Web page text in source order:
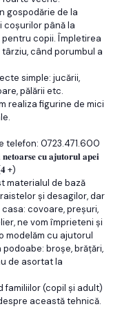
gospodărie de la
coşurilor până la
copii. Împletirea
când porumbul a
simple: jucării,
pălării etc.
realiza figurine de mici
telefon: 0723.471.600
𝐜𝐮 𝐚𝐣𝐮𝐭𝐨𝐫𝐮𝐥 𝐚𝐩𝐞𝐢
+)
materialul de bază
și desagilor, dar
covoare, preșuri,
ne vom împrieteni și
modelăm cu ajutorul
broșe, brățări,
de asortat la
familiilor (copil şi adult)
această tehnică.